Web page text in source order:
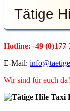
Tätige
Hotline:+49 (0)177
E-Mail:
Wir sind für euch